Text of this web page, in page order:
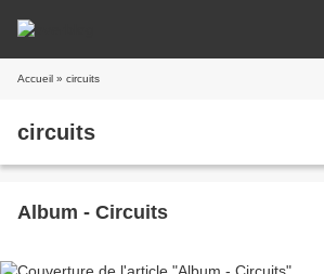
Accueil » circuits
circuits
Album - Circuits